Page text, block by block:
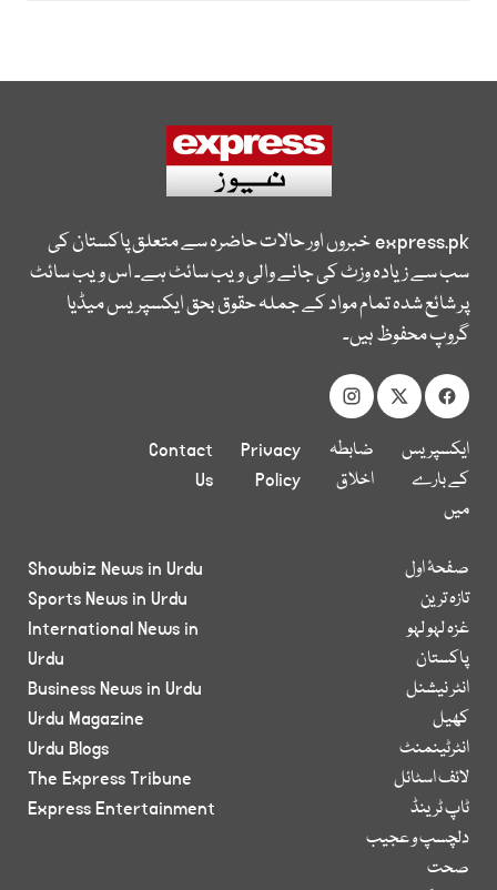
express.pkخبروں اور حالات حاضرہ سے متعلق پاکستان کی
سب سے زیادہ وزٹ کی جانے والی ویب سائٹ ہے۔ اس ویب سائٹ
پر شائع شدہ تمام مواد کے جملہ حقوق بحق ایکسپریس میڈیا
گروپ محفوظ ہیں۔
ایکسپریس
کے بارے
میں
ضابطہ
اخلاق
Privacy
Policy
Contact
Us
صفحۂ اول
تازہ ترین
غزہ لہو لہو
پاکستان
انٹر نیشنل
کھیل
انٹرٹینمنٹ
لائف اسٹائل
ٹاپ ٹرینڈ
دلچسپ و عجیب
صحت
Showbiz News in Urdu
Sports News in Urdu
International News in
Urdu
Business News in Urdu
Urdu Magazine
Urdu Blogs
The Express Tribune
Express Entertainment